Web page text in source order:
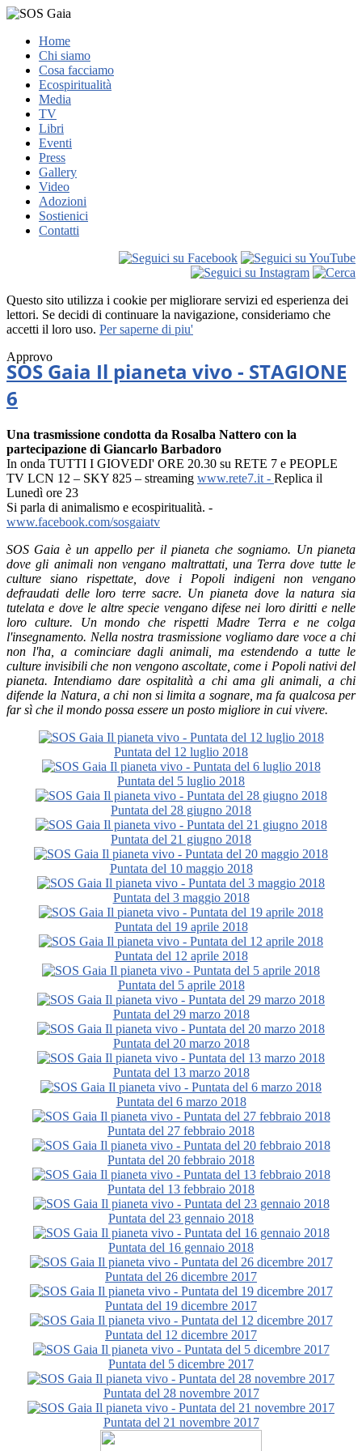
Home
Chi siamo
Cosa facciamo
Ecospiritualità
Media
TV
Libri
Eventi
Press
Gallery
Video
Adozioni
Sostienici
Contatti
Questo sito utilizza i cookie per migliorare servizi ed esperienza dei
lettori. Se decidi di continuare la navigazione, consideriamo che
accetti il loro uso. Per saperne di piu'
Approvo
SOS Gaia Il pianeta vivo - STAGIONE
6
Una trasmissione condotta da Rosalba Nattero con la
partecipazione di Giancarlo Barbadoro
In onda TUTTI I GIOVEDI' ORE 20.30 su RETE 7 e PEOPLE
TV LCN 12 – SKY 825 – streaming www.rete7.it - Replica il
Lunedì ore 23
Si parla di animalismo e ecospiritualità. -
www.facebook.com/sosgaiatv
SOS Gaia è un appello per il pianeta che sogniamo. Un pianeta
dove gli animali non vengano maltrattati, una Terra dove tutte le
culture siano rispettate, dove i Popoli indigeni non vengano
defraudati delle loro terre sacre. Un pianeta dove la natura sia
tutelata e dove le altre specie vengano difese nei loro diritti e nelle
loro culture. Un mondo che rispetti Madre Terra e ne colga
l'insegnamento. Nella nostra trasmissione vogliamo dare voce a chi
non l'ha, a cominciare dagli animali, ma estendendo a tutte le
culture invisibili che non vengono ascoltate, come i Popoli nativi del
pianeta. Intendiamo dare ospitalità a chi ama gli animali, a chi
difende la Natura, a chi non si limita a sognare, ma fa qualcosa per
far sì che il mondo possa essere un posto migliore in cui vivere.
Puntata del 12 luglio 2018
Puntata del 5 luglio 2018
Puntata del 28 giugno 2018
Puntata del 21 giugno 2018
Puntata del 10 maggio 2018
Puntata del 3 maggio 2018
Puntata del 19 aprile 2018
Puntata del 12 aprile 2018
Puntata del 5 aprile 2018
Puntata del 29 marzo 2018
Puntata del 20 marzo 2018
Puntata del 13 marzo 2018
Puntata del 6 marzo 2018
Puntata del 27 febbraio 2018
Puntata del 20 febbraio 2018
Puntata del 13 febbraio 2018
Puntata del 23 gennaio 2018
Puntata del 16 gennaio 2018
Puntata del 26 dicembre 2017
Puntata del 19 dicembre 2017
Puntata del 12 dicembre 2017
Puntata del 5 dicembre 2017
Puntata del 28 novembre 2017
Puntata del 21 novembre 2017